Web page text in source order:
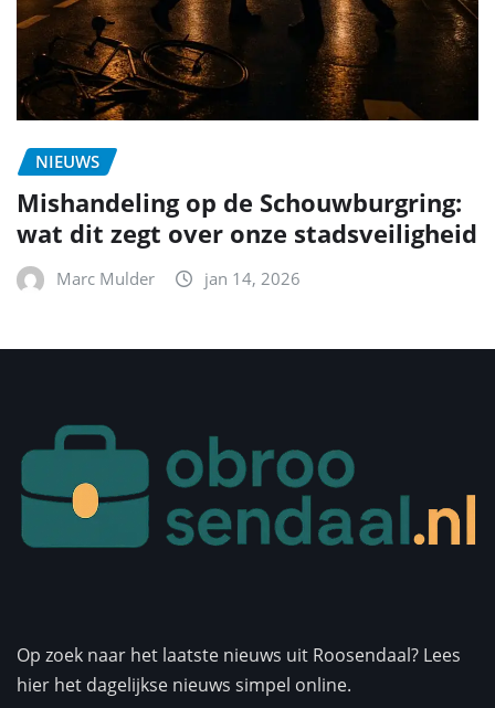
NIEUWS
Mishandeling op de Schouwburgring:
wat dit zegt over onze stadsveiligheid
Marc Mulder jan 14, 2026
Op zoek naar het laatste nieuws uit Roosendaal? Lees
hier het dagelijkse nieuws simpel online.